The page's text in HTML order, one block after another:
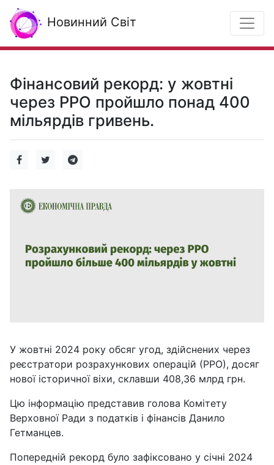
Новинний Світ
Фінансовий рекорд: у жовтні
через РРО пройшло понад 400
мільярдів гривень.
У жовтні 2024 року обсяг угод, здійснених через
реєстратори розрахункових операцій (РРО), досяг
нової історичної віхи, склавши 408,36 млрд грн.
Цю інформацію представив голова Комітету
Верховної Ради з податків і фінансів Данило
Гетманцев.
Попередній рекорд було зафіксовано у січні 2024